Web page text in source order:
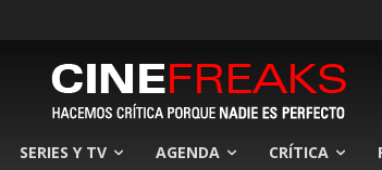
SERIES Y TV AGENDA CRÍTICA